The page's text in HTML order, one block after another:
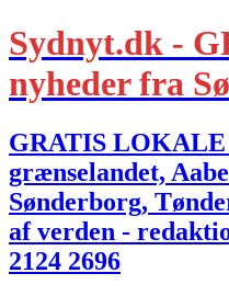
Sydnyt.dk -
nyheder fra
GRATIS
grænselandet,
Sønderborg,
af verden -
2124 2696